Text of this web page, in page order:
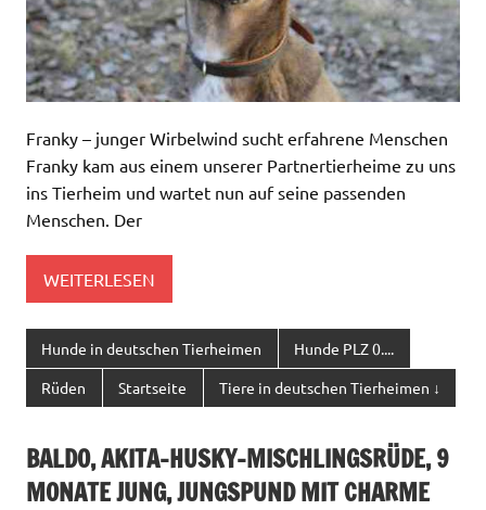
Franky – junger Wirbelwind sucht erfahrene Menschen
Franky kam aus einem unserer Partnertierheime zu uns
ins Tierheim und wartet nun auf seine passenden
Menschen. Der
WEITERLESEN
Hunde in deutschen Tierheimen Hunde PLZ 0....
Rüden Startseite Tiere in deutschen Tierheimen ↓
BALDO, AKITA-HUSKY-MISCHLINGSRÜDE, 9
MONATE JUNG, JUNGSPUND MIT CHARME